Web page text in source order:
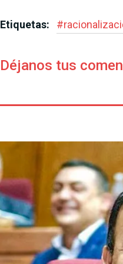
Etiquetas: #
Déjanos tus